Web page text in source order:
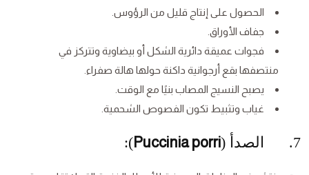
الحصول على إنتاج قليل من الرؤوس.
جفاف الأوراق.
فجوات عميقة دائرية الشكل أو بيضاوية وتتركز في
منتصفها بقع أرجوانية داكنة حولها هالة صفراء.
يصبح النسيج المصاب بنيًا مع الوقت.
غياب وتثبيط تكون الفصوص الشحمية.
7. الصدأ ( Puccinia porri
):